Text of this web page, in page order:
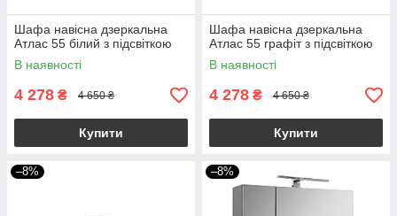
Шафа навісна дзеркальна
Атлас 55 білий з підсвіткою
В наявності
4 278 ₴ 4 650 ₴
Купити
Шафа навісна дзеркальна
Атлас 55 графіт з підсвіткою
В наявності
4 278 ₴ 4 650 ₴
Купити
–8% –8%